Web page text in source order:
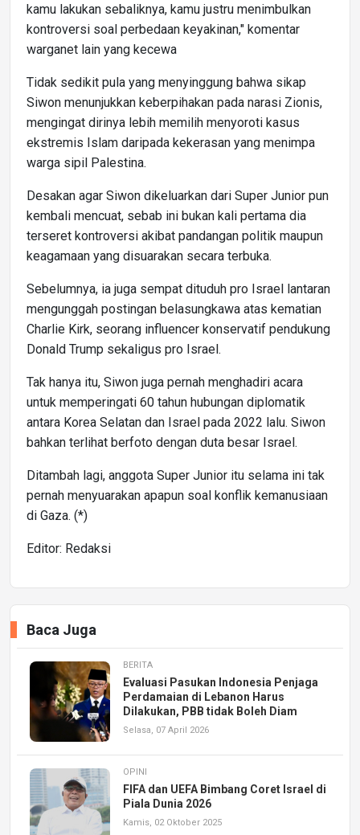
kamu lakukan sebaliknya, kamu justru menimbulkan
kontroversi soal perbedaan keyakinan," komentar
warganet lain yang kecewa
Tidak sedikit pula yang menyinggung bahwa sikap
Siwon menunjukkan keberpihakan pada narasi Zionis,
mengingat dirinya lebih memilih menyoroti kasus
ekstremis Islam daripada kekerasan yang menimpa
warga sipil Palestina.
Desakan agar Siwon dikeluarkan dari Super Junior pun
kembali mencuat, sebab ini bukan kali pertama dia
terseret kontroversi akibat pandangan politik maupun
keagamaan yang disuarakan secara terbuka.
Sebelumnya, ia juga sempat dituduh pro Israel lantaran
mengunggah postingan belasungkawa atas kematian
Charlie Kirk, seorang influencer konservatif pendukung
Donald Trump sekaligus pro Israel.
Tak hanya itu, Siwon juga pernah menghadiri acara
untuk memperingati 60 tahun hubungan diplomatik
antara Korea Selatan dan Israel pada 2022 lalu. Siwon
bahkan terlihat berfoto dengan duta besar Israel.
Ditambah lagi, anggota Super Junior itu selama ini tak
pernah menyuarakan apapun soal konflik kemanusiaan
di Gaza. (*)
Editor: Redaksi
Baca Juga
BERITA
Evaluasi Pasukan Indonesia Penjaga
Perdamaian di Lebanon Harus
Dilakukan, PBB tidak Boleh Diam
Selasa, 07 April 2026
OPINI
FIFA dan UEFA Bimbang Coret Israel di
Piala Dunia 2026
Kamis, 02 Oktober 2025